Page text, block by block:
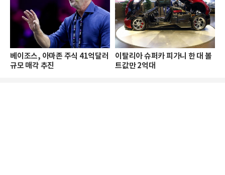
베이조스, 아마존 주식 41억달러
규모 매각 추진
이탈리아 슈퍼카 피가니 한 대 볼
트값만 2억대